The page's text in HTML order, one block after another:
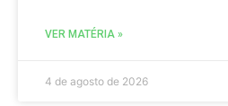
VER MATÉRIA »
4 de agosto de 2026